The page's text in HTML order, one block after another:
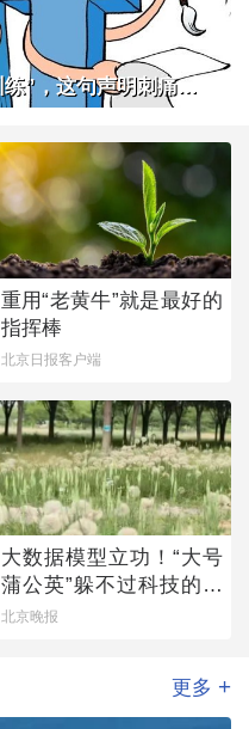
“禁止将本书用于人工智能训练”，这句声明刺痛了谁
重用“老黄牛”就是最好的
指挥棒
北京日报客户端
大数据模型立功！“大号
蒲公英”躲不过科技的火
眼金睛
北京晚报
更多 +